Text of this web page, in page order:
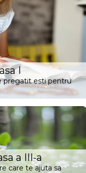
I
pregatit esti pentru
a III-a
care te ajuta sa